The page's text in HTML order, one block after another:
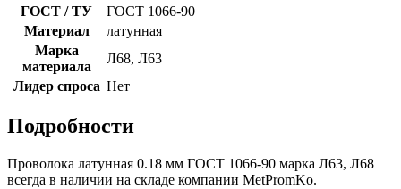
ГОСТ / ТУ
ГОСТ 1066-90
Материал
латунная
Марка
материала
Л68, Л63
Лидер спроса Нет
Подробности
Проволока латунная 0.18 мм ГОСТ 1066-90 марка Л63, Л68
всегда в наличии на складе компании MetPromKo.